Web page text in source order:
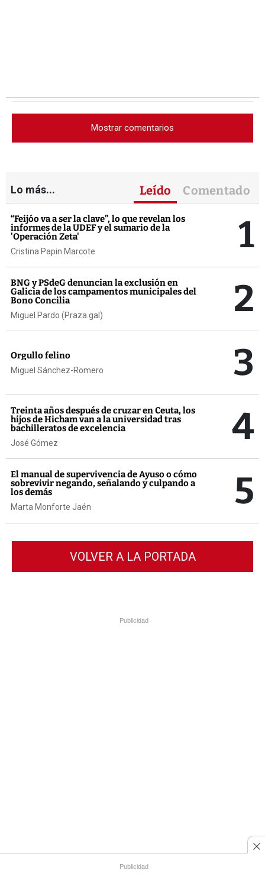
Mostrar comentarios
Lo más... Leído Comentado
“Feijóo va a ser la clave”, lo que revelan los
informes de la UDEF y el sumario de la
'Operación Zeta'
Cristina Papin Marcote 1
BNG y PSdeG denuncian la exclusión en
Galicia de los campamentos municipales del
Bono Concilia
Miguel Pardo (Praza.gal) 2
Orgullo felino
Miguel Sánchez-Romero 3
Treinta años después de cruzar en Ceuta, los
hijos de Hicham van a la universidad tras
bachilleratos de excelencia
José Gómez 4
El manual de supervivencia de Ayuso o cómo
sobrevivir negando, señalando y culpando a
los demás
Marta Monforte Jaén 5
VOLVER A LA PORTADA
Publicidad
Publicidad